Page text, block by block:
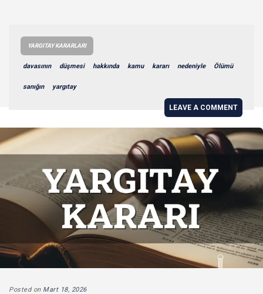
YARGITAY KARARLARI
davasının düşmesi hakkında kamu kararı nedeniyle Ölümü
sanığın yargıtay
LEAVE A COMMENT
Posted on Mart 18, 2026